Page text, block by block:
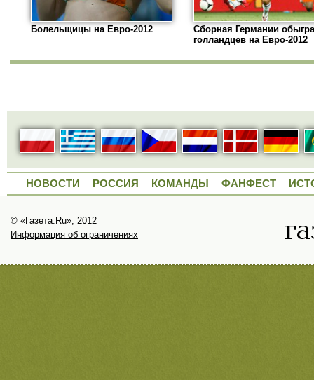
Болельщицы на Евро-2012
Сборная Германии
голландцев на Евро-2012
НОВОСТИ РОССИЯ КОМАНДЫ ФАНФЕСТ
© «Газета.Ru», 2012
Информация об ограничениях